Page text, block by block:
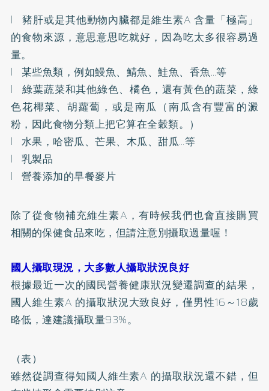
l 豬肝或是其他動物內臟都是維生素A 含量「極高」
的食物來源，意思意思吃就好，因為吃太多很容易過
量。
l 某些魚類，例如鰻魚、鯖魚、鮭魚、香魚…等
l 綠葉蔬菜和其他綠色、橘色，還有黃色的蔬菜，綠
色花椰菜、胡蘿蔔，或是南瓜（南瓜含有豐富的澱
粉，因此食物分類上把它算在全穀類。）
l 水果，哈密瓜、芒果、木瓜、甜瓜…等
l 乳製品
l 營養添加的早餐麥片
除了從食物補充維生素A，有時候我們也會直接購買
相關的保健食品來吃，但請注意別攝取過量喔！
國人攝取現況，大多數人攝取狀況良好
根據最近一次的國民營養健康狀況變遷調查的結果，
國人維生素A 的攝取狀況大致良好，僅男性16～18歲
略低，達建議攝取量93%。
（表）
雖然從調查得知國人維生素A 的攝取狀況還不錯，但